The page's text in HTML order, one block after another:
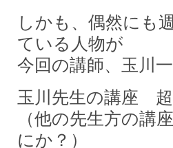
しかも、偶然にも
ている人物が
今回の講師、玉川
玉川先生の講座 超
（他の先生方の講
にか？）